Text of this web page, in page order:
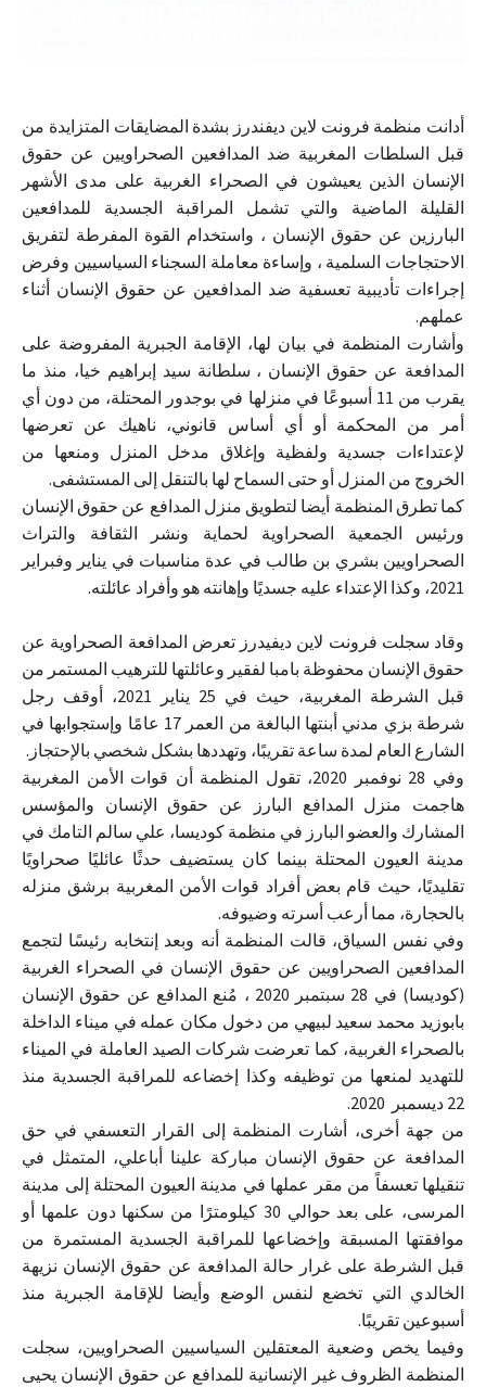
أدانت منظمة فرونت لاين ديفندرز بشدة المضايقات المتزايدة من
قبل السلطات المغربية ضد المدافعين الصحراويين عن حقوق
الإنسان الذين يعيشون في الصحراء الغربية على مدى الأشهر
القليلة الماضية والتي تشمل المراقبة الجسدية للمدافعين
البارزين عن حقوق الإنسان ، واستخدام القوة المفرطة لتفريق
الاحتجاجات السلمية ، وإساءة معاملة السجناء السياسيين وفرض
إجراءات تأديبية تعسفية ضد المدافعين عن حقوق الإنسان أثناء
عملهم.
وأشارت المنظمة في بيان لها، الإقامة الجبرية المفروضة على
المدافعة عن حقوق الإنسان ، سلطانة سيد إبراهيم خيا، منذ ما
يقرب من 11 أسبوعًا في منزلها في بوجدور المحتلة، من دون أي
أمر من المحكمة أو أي أساس قانوني، ناهيك عن تعرضها
لإعتداءات جسدية ولفظية وإغلاق مدخل المنزل ومنعها من
الخروج من المنزل أو حتى السماح لها بالتنقل إلى المستشفى.
كما تطرق المنظمة أيضا لتطويق منزل المدافع عن حقوق الإنسان
ورئيس الجمعية الصحراوية لحماية ونشر الثقافة والتراث
الصحراويين بشري بن طالب في عدة مناسبات في يناير وفبراير
2021، وكذا الإعتداء عليه جسديًا وإهانته هو وأفراد عائلته.
وقاد سجلت فرونت لاين ديفيدرز تعرض المدافعة الصحراوية عن
حقوق الإنسان محفوظة بامبا لفقير وعائلتها للترهيب المستمر من
قبل الشرطة المغربية، حيث في 25 يناير 2021، أوقف رجل
شرطة بزي مدني أبنتها البالغة من العمر 17 عامًا وإستجوابها في
الشارع العام لمدة ساعة تقريبًا، وتهددها بشكل شخصي بالإحتجاز.
وفي 28 نوفمبر 2020، تقول المنظمة أن قوات الأمن المغربية
هاجمت منزل المدافع البارز عن حقوق الإنسان والمؤسس
المشارك والعضو البارز في منظمة كوديسا، علي سالم التامك في
مدينة العيون المحتلة بينما كان يستضيف حدثًا عائليًا صحراويًا
تقليديًا، حيث قام بعض أفراد قوات الأمن المغربية برشق منزله
بالحجارة، مما أرعب أسرته وضيوفه.
وفي نفس السياق، قالت المنظمة أنه وبعد إنتخابه رئيسًا لتجمع
المدافعين الصحراويين عن حقوق الإنسان في الصحراء الغربية
(كوديسا) في 28 سبتمبر 2020 ، مُنع المدافع عن حقوق الإنسان
بابوزيد محمد سعيد لبيهي من دخول مكان عمله في ميناء الداخلة
بالصحراء الغربية، كما تعرضت شركات الصيد العاملة في الميناء
للتهديد لمنعها من توظيفه وكذا إخضاعه للمراقبة الجسدية منذ
22 ديسمبر 2020.
من جهة أخرى، أشارت المنظمة إلى القرار التعسفي في حق
المدافعة عن حقوق الإنسان مباركة علينا أباعلي، المتمثل في
تنقيلها تعسفاً من مقر عملها في مدينة العيون المحتلة إلى مدينة
المرسى، على بعد حوالي 30 كيلومترًا من سكنها دون علمها أو
موافقتها المسبقة وإخضاعها للمراقبة الجسدية المستمرة من
قبل الشرطة على غرار حالة المدافعة عن حقوق الإنسان نزيهة
الخالدي التي تخضع لنفس الوضع وأيضا للإقامة الجبرية منذ
أسبوعين تقريبًا.
وفيما يخص وضعية المعتقلين السياسيين الصحراويين، سجلت
المنظمة الظروف غير الإنسانية للمدافع عن حقوق الإنسان يحيى